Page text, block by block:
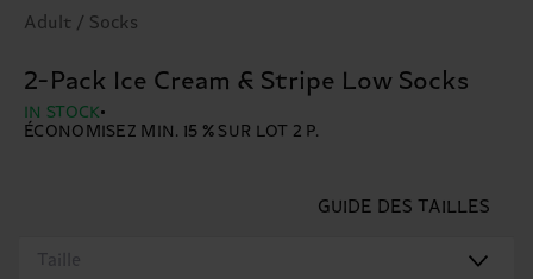
Adult / Socks
2-Pack Ice Cream & Stripe Low Socks
IN STOCK
ÉCONOMISEZ MIN. 15 % SUR LOT 2 P.
GUIDE DES TAILLES
Taille